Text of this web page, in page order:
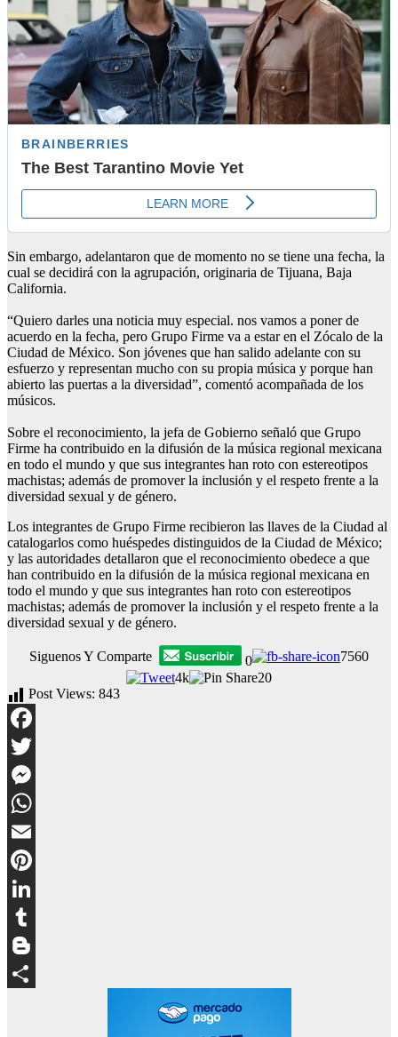
Sin embargo, adelantaron que de momento no se tiene una fecha, la
cual se decidirá con la agrupación, originaria de Tijuana, Baja
California.
“Quiero darles una noticia muy especial. nos vamos a poner de
acuerdo en la fecha, pero Grupo Firme va a estar en el Zócalo de la
Ciudad de México. Son jóvenes que han salido adelante con su
esfuerzo y representan mucho con su propia música y porque han
abierto las puertas a la diversidad”, comentó acompañada de los
músicos.
Sobre el reconocimiento, la jefa de Gobierno señaló que Grupo
Firme ha contribuido en la difusión de la música regional mexicana
en todo el mundo y que sus integrantes han roto con estereotipos
machistas; además de promover la inclusión y el respeto frente a la
diversidad sexual y de género.
Los integrantes de Grupo Firme recibieron las llaves de la Ciudad al
catalogarlos como huéspedes distinguidos de la Ciudad de México;
y las autoridades detallaron que el reconocimiento obedece a que
han contribuido en la difusión de la música regional mexicana en
todo el mundo y que sus integrantes han roto con estereotipos
machistas; además de promover la inclusión y el respeto frente a la
diversidad sexual y de género.
Siguenos Y Comparte 0
7560
4k
20
Post Views: 843
Facebook
Twitter
Messenger
WhatsApp
Email
Pinterest
LinkedIn
Tumblr
Blogger